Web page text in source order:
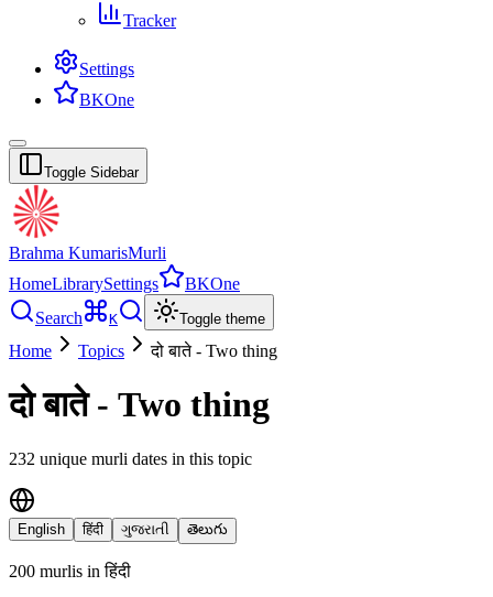
Tracker
Settings
BKOne
Toggle Sidebar
Brahma KumarisMurli
HomeLibrarySettings
BKOne
Search
K Toggle theme
Home Topics दो बाते - Two thing
दो बाते - Two thing
232 unique murli dates in this topic
English हिंदी ગુજરાતી తెలుగు
200 murlis inहिंदी